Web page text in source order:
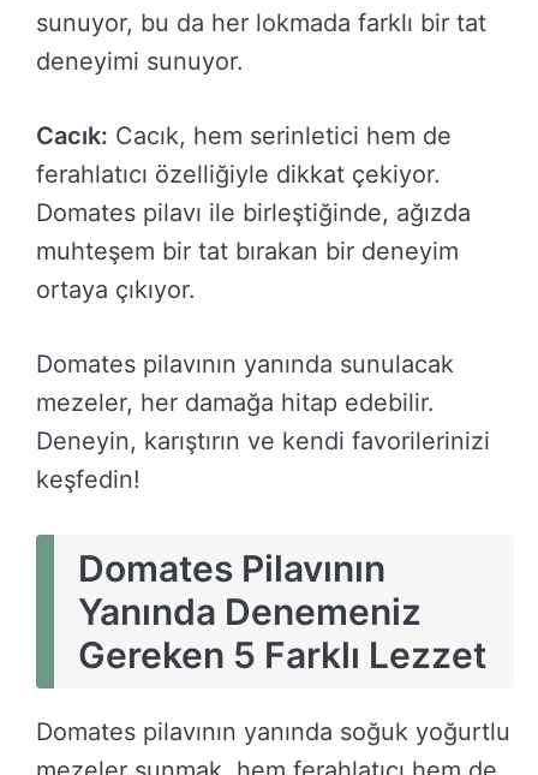
sunuyor, bu da her lokmada farklı bir tat
deneyimi sunuyor.
Cacık: Cacık, hem serinletici hem de
ferahlatıcı özelliğiyle dikkat çekiyor.
Domates pilavı ile birleştiğinde, ağızda
muhteşem bir tat bırakan bir deneyim
ortaya çıkıyor.
Domates pilavının yanında sunulacak
mezeler, her damağa hitap edebilir.
Deneyin, karıştırın ve kendi favorilerinizi
keşfedin!
Domates Pilavının
Yanında Denemeniz
Gereken 5 Farklı Lezzet
Domates pilavının yanında soğuk yoğurtlu